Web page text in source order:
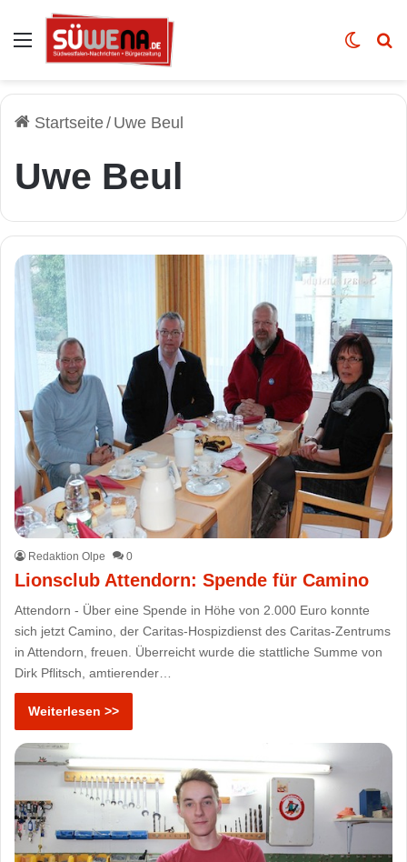
Auswahl Skin
Startseite/ Uwe Beul
Uwe Beul
Redaktion Olpe 0
Lionsclub Attendorn: Spende für Camino
Attendorn - Über eine Spende in Höhe von 2.000 Euro konnte
sich jetzt Camino, der Caritas-Hospizdienst des Caritas-Zentrums
in Attendorn, freuen. Überreicht wurde die stattliche Summe von
Dirk Pflitsch, amtierender…
Weiterlesen >>